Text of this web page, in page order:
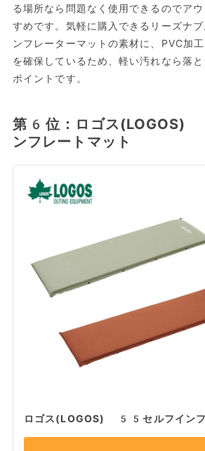
る場所なら問題なく使用できるのでア
すめです。気軽に購入できるリーズナ
ンフレーターマットの素材に、PVC加
を確保しているため、軽い汚れなら落
ポイントです。
第6位：ロゴス
ンフレートマット
ロゴス(LOGOS) 55セルフインフ